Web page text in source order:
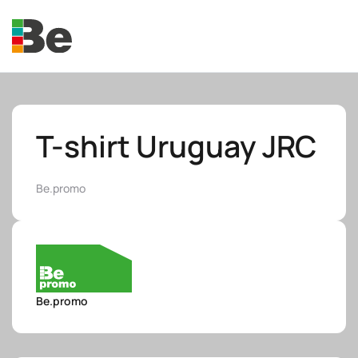
Skip to main content
T-shirt Uruguay JRC
Be.promo
Be.promo